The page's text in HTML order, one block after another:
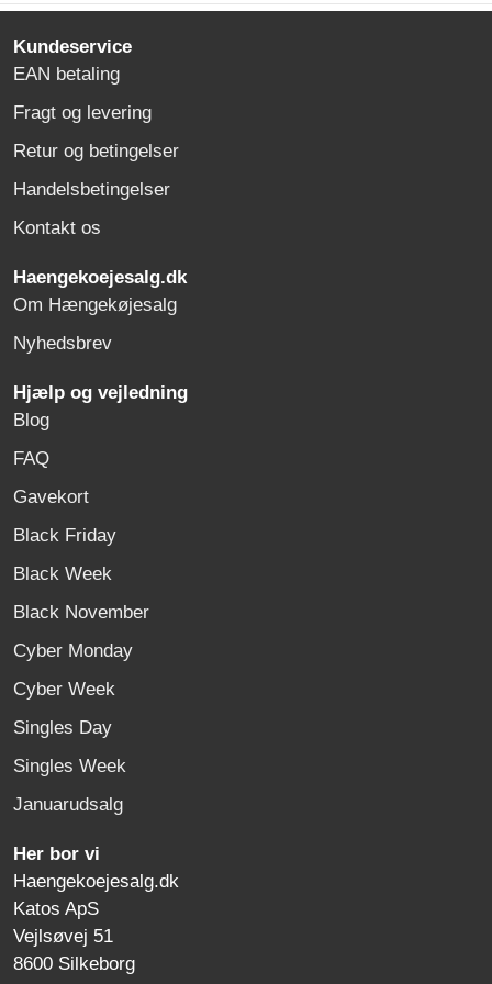
Kundeservice
EAN betaling
Fragt og levering
Retur og betingelser
Handelsbetingelser
Kontakt os
Haengekoejesalg.dk
Om Hængekøjesalg
Nyhedsbrev
Hjælp og vejledning
Blog
FAQ
Gavekort
Black Friday
Black Week
Black November
Cyber Monday
Cyber Week
Singles Day
Singles Week
Januarudsalg
Her bor vi
Haengekoejesalg.dk
Katos ApS
Vejlsøvej 51
8600 Silkeborg